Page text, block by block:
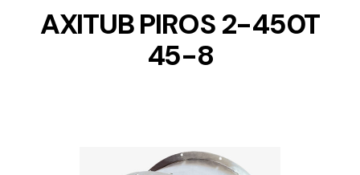
AXITUB PIROS 2-450T
45-8